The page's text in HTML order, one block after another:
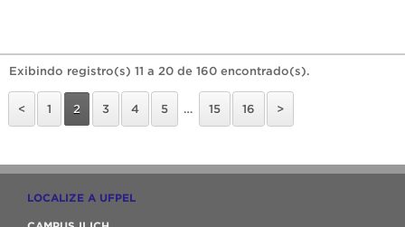
Exibindo registro(s) 11 a 20 de 160 encontrado(s).
< 1 2 3 4 5 … 15 16 >
LOCALIZE A UFPEL